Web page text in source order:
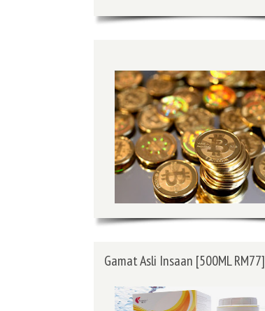
Gamat Asli Insaan [500ML RM77]